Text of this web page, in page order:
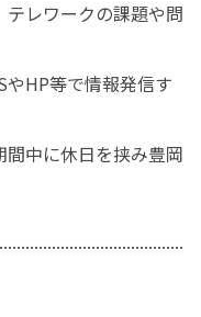
レワークの課題や問
HP等で情報発信す
中に休日を挟み豊岡